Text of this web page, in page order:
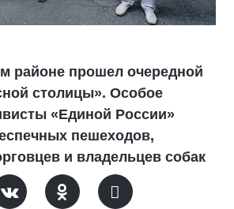
районе прошел очередной
столицы». Особое
«Единой России»
пешеходов,
и владельцев собак